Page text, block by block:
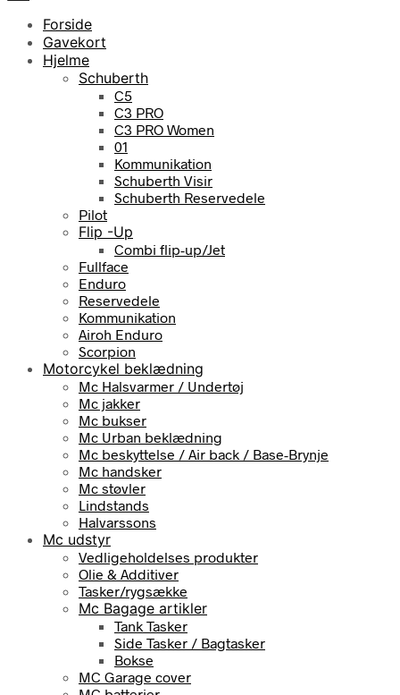
Forside
Gavekort
Hjelme
Schuberth
C5
C3 PRO
C3 PRO Women
01
Kommunikation
Schuberth Visir
Schuberth Reservedele
Pilot
Flip -Up
Combi flip-up/Jet
Fullface
Enduro
Reservedele
Kommunikation
Airoh Enduro
Scorpion
Motorcykel beklædning
Mc Halsvarmer / Undertøj
Mc jakker
Mc bukser
Mc Urban beklædning
Mc beskyttelse / Air back / Base-Brynje
Mc handsker
Mc støvler
Lindstands
Halvarssons
Mc udstyr
Vedligeholdelses produkter
Olie & Additiver
Tasker/rygsække
Mc Bagage artikler
Tank Tasker
Side Tasker / Bagtasker
Bokse
MC Garage cover